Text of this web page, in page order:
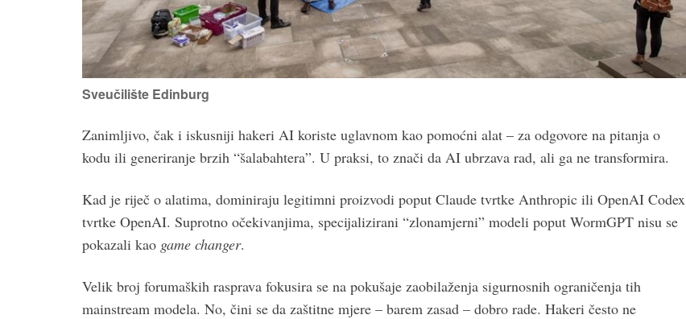
Sveučilište Edinburg
Zanimljivo, čak i iskusniji hakeri AI koriste uglavnom kao pomoćni alat – za odgovore na pitanja o
kodu ili generiranje brzih “šalabahtera”. U praksi, to znači da AI ubrzava rad, ali ga ne transformira.
Kad je riječ o alatima, dominiraju legitimni proizvodi poput Claude tvrtke Anthropic ili OpenAI Codex
tvrtke OpenAI. Suprotno očekivanjima, specijalizirani “zlonamjerni” modeli poput WormGPT nisu se
pokazali kao game changer.
Velik broj forumaških rasprava fokusira se na pokušaje zaobilaženja sigurnosnih ograničenja tih
mainstream modela. No, čini se da zaštitne mjere – barem zasad – dobro rade. Hakeri često ne